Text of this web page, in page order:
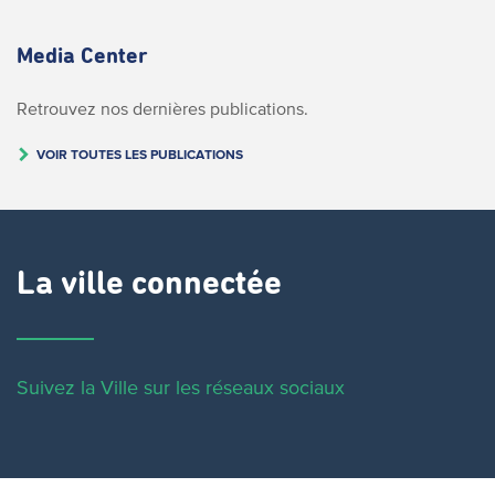
Media Center
Retrouvez nos dernières publications.
VOIR TOUTES LES PUBLICATIONS
La ville connectée
Suivez la Ville sur les réseaux sociaux